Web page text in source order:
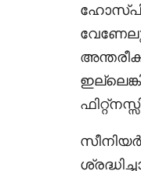
വേണേലും